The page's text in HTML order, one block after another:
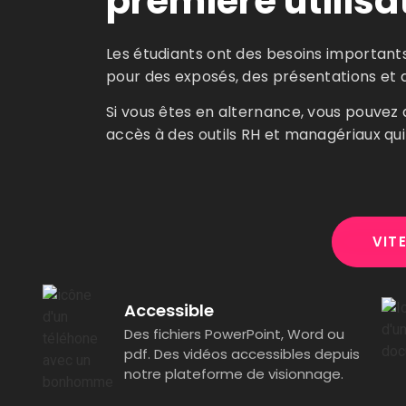
Les étudiants ont des besoins
pour des exposés, des présentations
Si vous êtes en alternance, vous
accès à des outils RH et managériaux
Accessible
Des fichiers PowerPoint, Word ou
pdf. Des vidéos accessibles depuis
notre plateforme de visionnage.